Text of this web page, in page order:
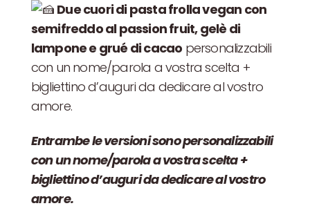
Due cuori di pasta frolla vegan con
semifreddo al passion fruit, gelè di
lampone e grué di cacao personalizzabili
con un nome/parola a vostra scelta +
bigliettino d’auguri da dedicare al vostro
amore.
Entrambe le versioni sono personalizzabili
con un nome/parola a vostra scelta +
bigliettino d’auguri da dedicare al vostro
amore.